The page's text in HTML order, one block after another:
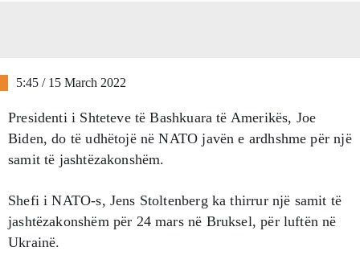
5:45 / 15 March 2022
Presidenti i Shteteve të Bashkuara të Amerikës, Joe
Biden, do të udhëtojë në NATO javën e ardhshme për një
samit të jashtëzakonshëm.
Shefi i NATO-s, Jens Stoltenberg ka thirrur një samit të
jashtëzakonshëm për 24 mars në Bruksel, për luftën në
Ukrainë.